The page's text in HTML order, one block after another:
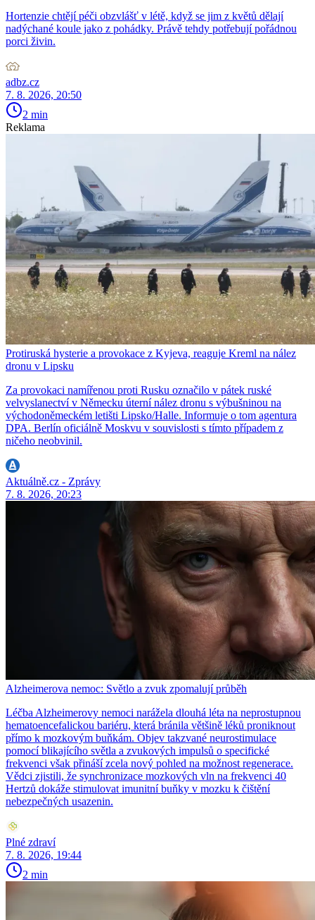
Hortenzie chtějí péči obzvlášť v létě, když se jim z květů dělají
nadýchané koule jako z pohádky. Právě tehdy potřebují pořádnou
porci živin.
adbz.cz
7. 8. 2026, 20:50
2 min
Reklama
Protiruská hysterie a provokace z Kyjeva, reaguje Kreml na nález
dronu v Lipsku
Za provokaci namířenou proti Rusku označilo v pátek ruské
velvyslanectví v Německu úterní nález dronu s výbušninou na
východoněmeckém letišti Lipsko/Halle. Informuje o tom agentura
DPA. Berlín oficiálně Moskvu v souvislosti s tímto případem z
ničeho neobvinil.
Aktuálně.cz - Zprávy
7. 8. 2026, 20:23
Alzheimerova nemoc: Světlo a zvuk zpomalují průběh
Léčba Alzheimerovy nemoci narážela dlouhá léta na neprostupnou
hematoencefalickou bariéru, která bránila většině léků proniknout
přímo k mozkovým buňkám. Objev takzvané neurostimulace
pomocí blikajícího světla a zvukových impulsů o specifické
frekvenci však přináší zcela nový pohled na možnost regenerace.
Vědci zjistili, že synchronizace mozkových vln na frekvenci 40
Hertzů dokáže stimulovat imunitní buňky v mozku k čištění
nebezpečných usazenin.
Plné zdraví
7. 8. 2026, 19:44
2 min